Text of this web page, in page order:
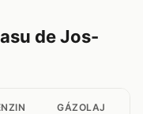
de Jos-
GÁZOLAJ